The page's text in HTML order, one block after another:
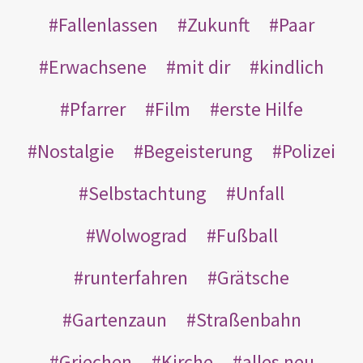
Fallenlassen Zukunft
Paar
Erwachsene
mit dir
kindlich
Pfarrer
Film
erste Hilfe
Nostalgie
Begeisterung
Polizei
Selbstachtung
Unfall
Wolwograd
Fußball
runterfahren
Grätsche
Gartenzaun
Straßenbahn